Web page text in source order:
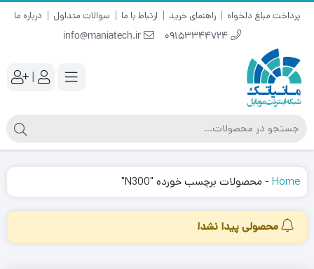
پرداخت مبلغ دلخواه راهنمای خرید ارتباط با ما سوالات متداول درباره ما
09153344724
info@maniatech.ir
|
Home
- محصولات برچسب خورده "N300"
محصولی پیدا نشد!